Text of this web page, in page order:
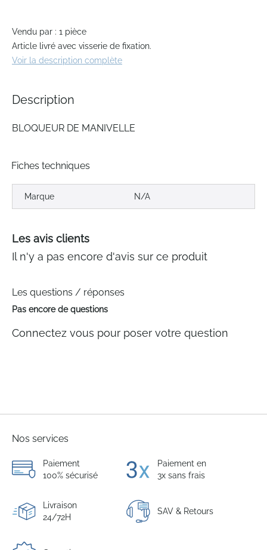
gallery
Vendu par : 1 pièce
Article livré avec visserie de fixation.
Voir la description complète
Description
BLOQUEUR DE MANIVELLE
Fiches techniques
Marque N/A
Les avis clients
Il n'y a pas encore d'avis sur ce produit
Les questions / réponses
Pas encore de questions
Connectez vous pour poser votre question
Nos services
Paiement
100% sécurisé
Paiement en
3x sans frais
Livraison
24/72H
SAV & Retours